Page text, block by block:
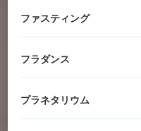
ファスティング
フラダンス
プラネタリウム